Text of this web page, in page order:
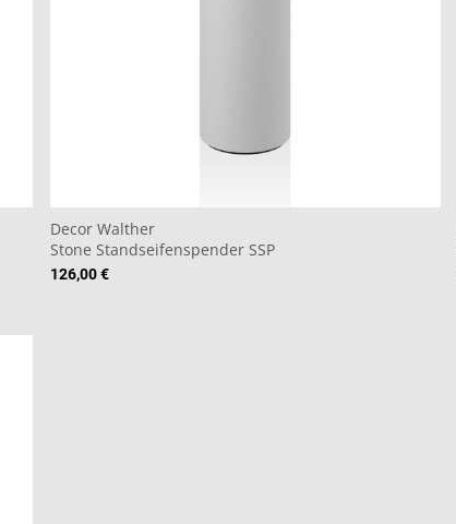
Decor Walther
Stone Standseifenspender SSP
126,00 €